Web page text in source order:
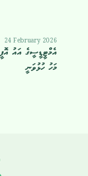
24 February 2026
އެމްޓީޑީސީގެ އައު
މަހު ހުޅުވަނީ